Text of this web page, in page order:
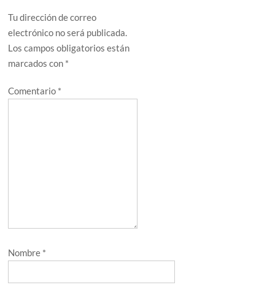
Tu dirección de correo
electrónico no será publicada.
Los campos obligatorios están
marcados con *
Comentario *
Nombre *